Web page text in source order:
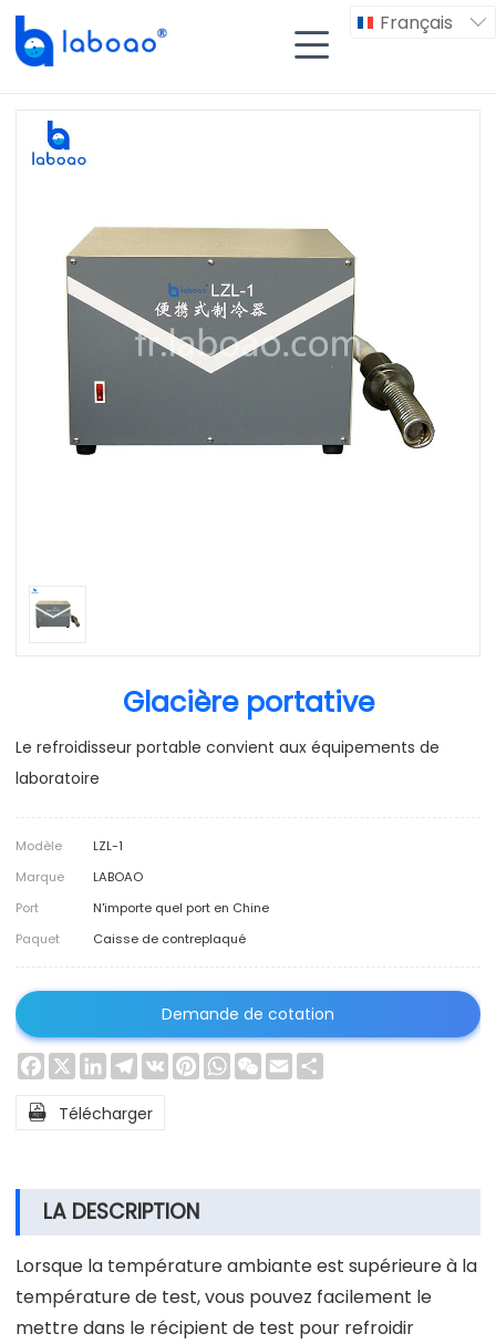
Français 

Glacière portative
Le refroidisseur portable convient aux équipements de
laboratoire
Modèle
LZL-1
Marque
LABOAO
Port
N'importe quel port en Chine
Paquet
Caisse de contreplaqué
Demande de cotation
Facebook
X LinkedInTelegram
VK PinterestWhatsApp
WeChat
Email
 Télécharger
LA DESCRIPTION
Lorsque la température ambiante est supérieure à la
température de test, vous pouvez facilement le
mettre dans le récipient de test pour refroidir